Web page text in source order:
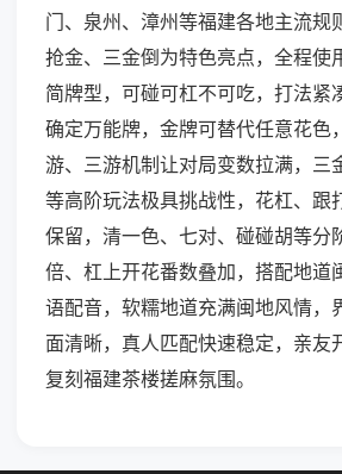
门、泉州、漳州等福建各地主流规
抢金、三金倒为特色亮点，全程使
简牌型，可碰可杠不可吃，打法紧
确定万能牌，金牌可替代任意花色
游、三游机制让对局变数拉满，三
等高阶玩法极具挑战性，花杠、跟
保留，清一色、七对、碰碰胡等分
倍、杠上开花番数叠加，搭配地道
语配音，软糯地道充满闽地风情，
面清晰，真人匹配快速稳定，亲友
复刻福建茶楼搓麻氛围。